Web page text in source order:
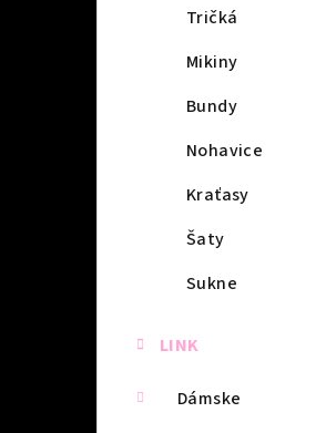
Tričká
Mikiny
Bundy
Nohavice
Kraťasy
Šaty
Sukne
LINK
Dámske